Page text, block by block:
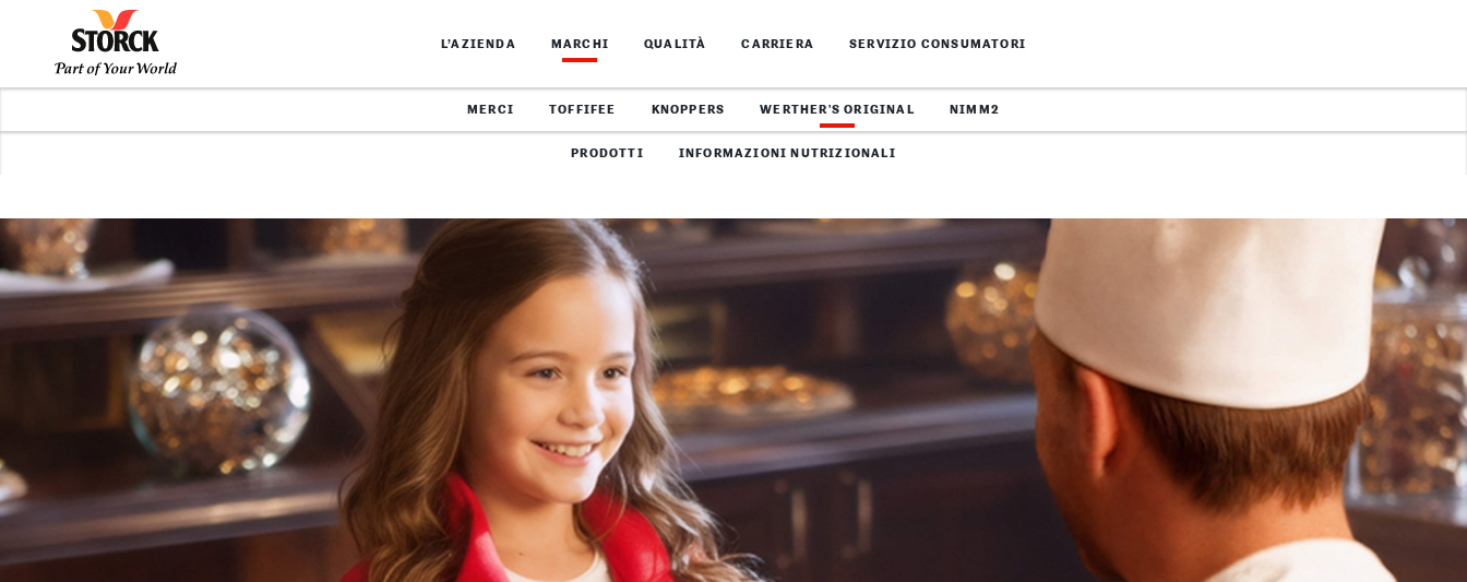
L’AZIENDA MARCHI
MERCI TOFFIFEE KNOPPERS WERTHER'S ORIGINAL
PRODOTTI INFORMAZIONI NUTRIZIONALI
NIMM2
QUALITÀ CARRIERA SERVIZIO CONSUMATORI